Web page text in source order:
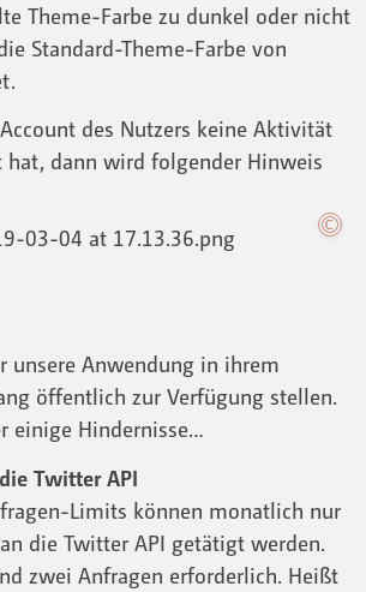
Theme-Farbe zu dunkel oder nicht
Standard-Theme-Farbe von
des Nutzers keine Aktivität
dann wird folgender Hinweis
unsere Anwendung in ihrem
öffentlich zur Verfügung stellen.
einige Hindernisse…
Twitter API
Limits können monatlich nur
die Twitter API getätigt werden.
zwei Anfragen erforderlich. Heißt